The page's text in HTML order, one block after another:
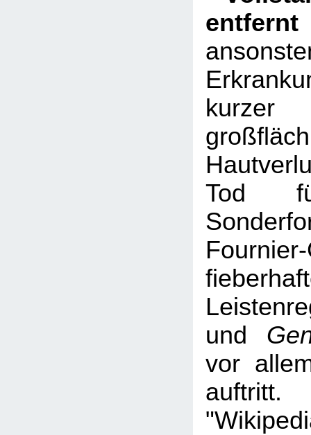
entfernt
Tod
und
vor